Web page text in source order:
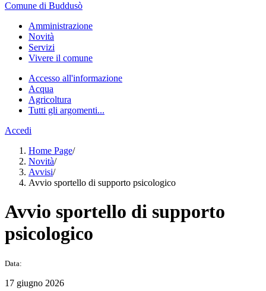
Comune di Buddusò
Amministrazione
Novità
Servizi
Vivere il comune
Accesso all'informazione
Acqua
Agricoltura
Tutti gli argomenti...
Accedi
Home Page/
Novità/
Avvisi/
Avvio sportello di supporto psicologico
Avvio sportello di supporto
psicologico
Data:
17 giugno 2026